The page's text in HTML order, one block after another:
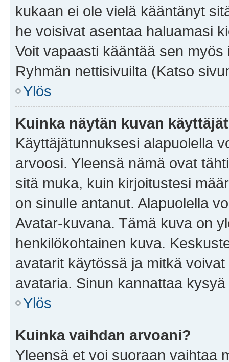
kukaan ei ole vielä kääntänyt
he voisivat asentaa haluamasi
Voit vapaasti kääntää sen
Ryhmän nettisivuilta (Katso
Ylös
Kuinka näytän kuvan
Käyttäjätunnuksesi alapuolella
arvoosi. Yleensä nämä ovat
sitä muka, kuin kirjoitustesi
on sinulle antanut. Alapuolella
Avatar-kuvana. Tämä kuva on
henkilökohtainen kuva.
avatarit käytössä ja mitkä
avataria. Sinun kannattaa
Ylös
Kuinka vaihdan arvoani?
Yleensä et voi suoraan vaihtaa